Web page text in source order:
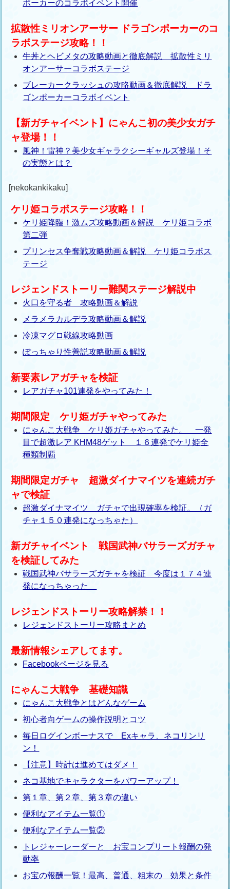
ポーカーのコラボイベント開催
拡散性ミリオンアーサー ドラゴンポーカーのコ
ラボステージ攻略！！
牛丼とヘビメタの攻略動画と徹底解説 拡散性ミリ
オンアーサーコラボステージ
ブレーカークラッシュの攻略動画＆徹底解説 ドラ
ゴンポーカーコラボイベント
【新ガチャイベント】にゃんこ初の美少女ガチ
ャ登場！！
風神！雷神？美少女ギャラクシーギャルズ登場！そ
の実態とは？
[nekokankikaku]
ケリ姫コラボステージ攻略！！
ケリ姫降臨！激ムズ攻略動画＆解説 ケリ姫コラボ
第二弾
プリンセス争奪戦攻略動画＆解説 ケリ姫コラボス
テージ
レジェンドストーリー難関ステージ解説中
火口を守る者 攻略動画＆解説
メラメラカルデラ攻略動画＆解説
冷凍マグロ戦線攻略動画
ぽっちゃり性善説攻略動画＆解説
新要素レアガチャを検証
レアガチャ101連発をやってみた！
期間限定 ケリ姫ガチャやってみた
にゃんこ大戦争 ケリ姫ガチャやってみた。 一発
目で超激レア KHM48ゲット １６連発でケリ姫全
種類制覇
期間限定ガチャ 超激ダイナマイツを連続ガチ
ャで検証
超激ダイナマイツ ガチャで出現確率を検証。（ガ
チャ１５０連発になっちゃた）
新ガチャイベント 戦国武神バサラーズガチャ
を検証してみた
戦国武神バサラーズガチャを検証 今度は１７４連
発になっちゃった
レジェンドストーリー攻略解禁！！
レジェンドストーリー攻略まとめ
最新情報シェアしてます。
Facebookページを見る
にゃんこ大戦争 基礎知識
にゃんこ大戦争とはどんなゲーム
初心者向ゲームの操作説明とコツ
毎日ログインボーナスで Exキャラ、ネコリンリ
ン！
【注意】時計は進めてはダメ！
ネコ基地でキャラクターをパワーアップ！
第１章、第２章、第３章の違い
便利なアイテム一覧①
便利なアイテム一覧②
トレジャーレーダーと お宝コンプリート報酬の発
動率
お宝の報酬一覧！最高、普通、粗末の 効果と条件